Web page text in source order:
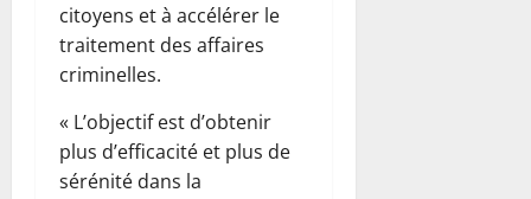
citoyens et à accélérer le
traitement des affaires
criminelles.
« L’objectif est d’obtenir
plus d’efficacité et plus de
sérénité dans la